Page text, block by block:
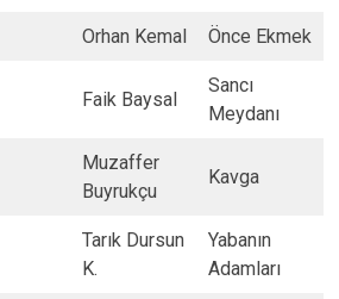
​Orhan Kemal ​Önce Ekmek
​Faik Baysal
​Sancı
Meydanı
​Muzaffer
Buyrukçu
​Kavga
​Tarık Dursun
K.
​Yabanın
Adamları